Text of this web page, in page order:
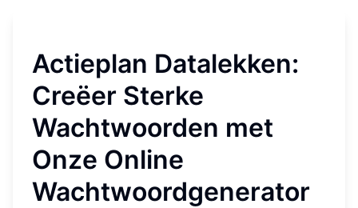
Actieplan Datalekken:
Creëer Sterke
Wachtwoorden met
Onze Online
Wachtwoordgenerator